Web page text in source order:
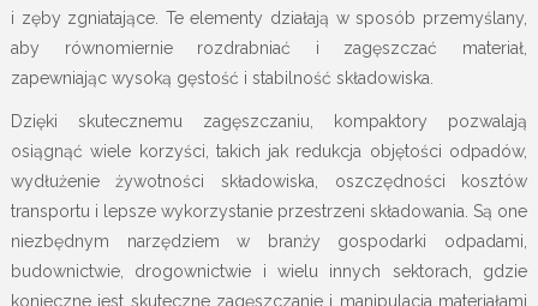
i zęby zgniatające. Te elementy działają w sposób przemyślany,
aby równomiernie rozdrabniać i zagęszczać materiał,
zapewniając wysoką gęstość i stabilność składowiska.
Dzięki skutecznemu zagęszczaniu, kompaktory pozwalają
osiągnąć wiele korzyści, takich jak redukcja objętości odpadów,
wydłużenie żywotności składowiska, oszczędności kosztów
transportu i lepsze wykorzystanie przestrzeni składowania. Są one
niezbędnym narzędziem w branży gospodarki odpadami,
budownictwie, drogownictwie i wielu innych sektorach, gdzie
konieczne jest skuteczne zagęszczanie i manipulacja materiałami